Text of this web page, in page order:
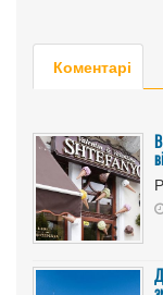
Коментарі